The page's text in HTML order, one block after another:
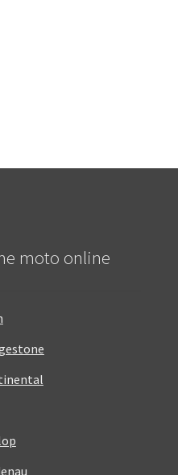
moto online